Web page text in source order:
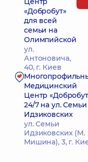
«Добробут»
для всей
семьи на
Олимпийской
ул.
Антоновича,
40, г. Киев
Медицинский
Центр
24/7 на ул. Семьи
Идзиковских
ул. Семьи
Идзиковских (М.
Мишина), 3, г.